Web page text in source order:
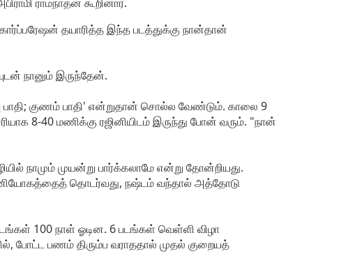
தயாரித்த இந்த படத்துக்கு நான்தான்
நானும் இருந்தேன்.
பாதி; குணம் பாதி' என்றுதான் சொல்ல வேண்டும். காலை 9
8-40 மணிக்கு ரஜினியிடம் இருந்து போன் வரும். "நான்
நாமும் முயன்று பார்க்கலாமே என்று தோன்றியது.
தொடர்வது, நஷ்டம் வந்தால் அத்தோடு
100 நாள் ஓடின. 6 படங்கள் வெள்ளி விழா
போட்ட பணம் திரும்ப வராததால் முதல் குறையத்